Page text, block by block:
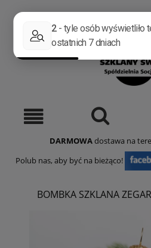
DARMOWAdostawa na
Polub nas, aby być na bieżąco!
BOMBKA SZKLANA